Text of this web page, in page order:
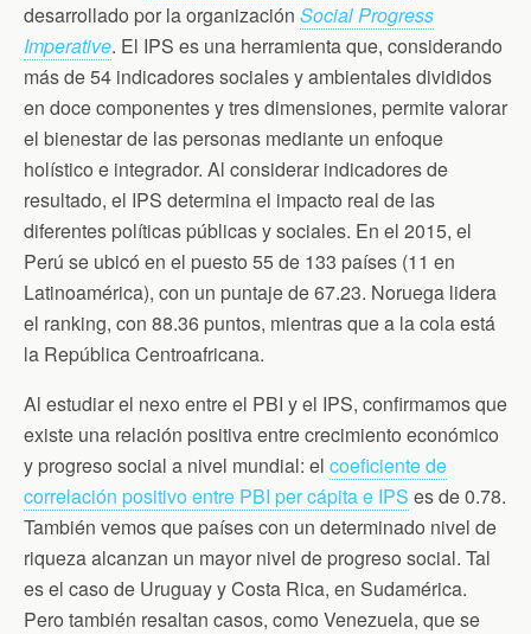
desarrollado por la organización Social Progress
Imperative. El IPS es una herramienta que, considerando
más de 54 indicadores sociales y ambientales divididos
en doce componentes y tres dimensiones, permite valorar
el bienestar de las personas mediante un enfoque
holístico e integrador. Al considerar indicadores de
resultado, el IPS determina el impacto real de las
diferentes políticas públicas y sociales. En el 2015, el
Perú se ubicó en el puesto 55 de 133 países (11 en
Latinoamérica), con un puntaje de 67.23. Noruega lidera
el ranking, con 88.36 puntos, mientras que a la cola está
la República Centroafricana.
Al estudiar el nexo entre el PBI y el IPS, confirmamos que
existe una relación positiva entre crecimiento económico
y progreso social a nivel mundial: el coeficiente de
correlación positivo entre PBI per cápita e IPS es de 0.78.
También vemos que países con un determinado nivel de
riqueza alcanzan un mayor nivel de progreso social. Tal
es el caso de Uruguay y Costa Rica, en Sudamérica.
Pero también resaltan casos, como Venezuela, que se